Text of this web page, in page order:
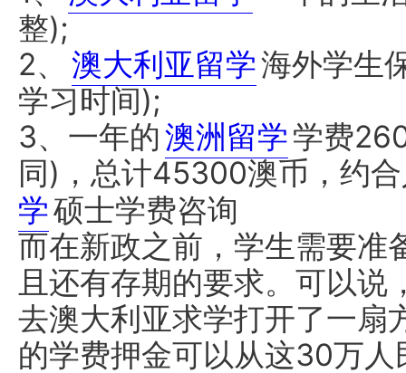
整);
2、
澳大利亚留学海外学生
学习时间);
3、一年的 澳洲留学学费
同)，总计45300澳币，约
学硕士学费咨询
而在新政之前，学生需要准
且还有存期的要求。可以说
去澳大利亚求学打开了一扇
的学费押金可以从这30万